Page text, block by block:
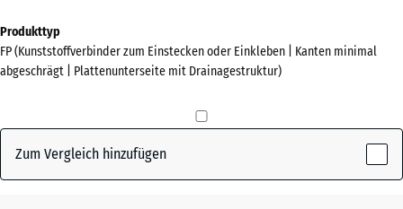
Farben?
Farbpalette
Graphitgrau(active)
Abmessungen
für
den
x
500
Produkttyp
FP (Kunststoffverbinder zum Einstecken oder Einkleben | Kanten minimal
abgeschrägt | Plattenunterseite mit Drainagestruktur)
Zum Vergleich hinzufügen